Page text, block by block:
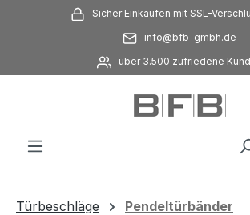
Zum Hauptinhalt springen
Sicher Einkaufen mit SSL-
info@bfb-gmbh.de
über 3.500 zufriedene
Türbeschläge Pendeltürbänder